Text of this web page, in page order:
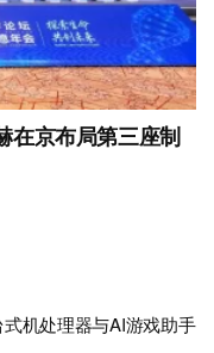
在京布局第三座制
机处理器与AI游戏助手